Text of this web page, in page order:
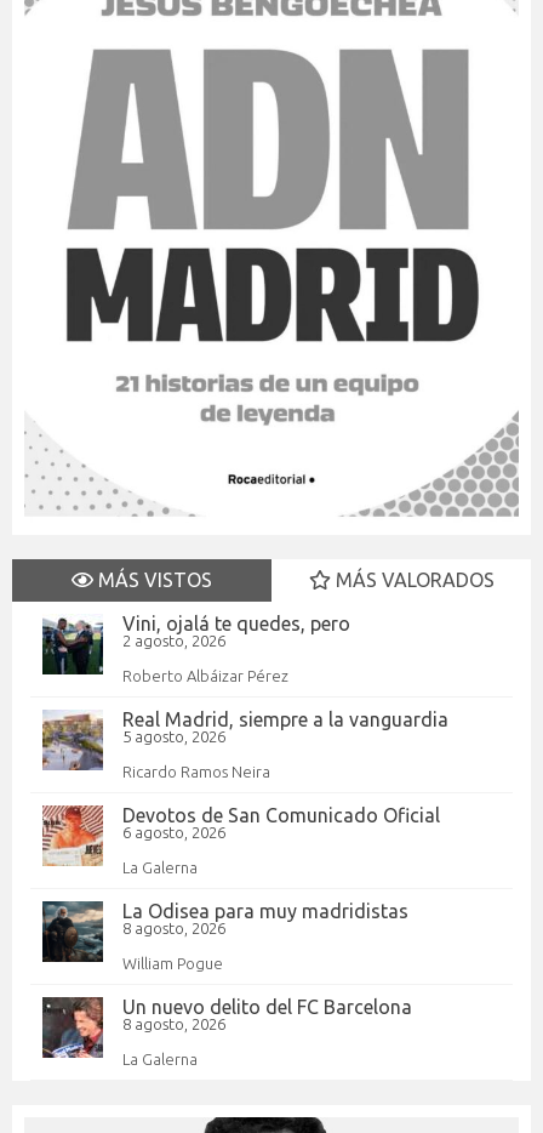
MÁS VISTOS
MÁS VALORADOS
Vini, ojalá te quedes, pero
2 agosto, 2026
Roberto Albáizar Pérez
Real Madrid, siempre a la vanguardia
5 agosto, 2026
Ricardo Ramos Neira
Devotos de San Comunicado Oficial
6 agosto, 2026
La Galerna
La Odisea para muy madridistas
8 agosto, 2026
William Pogue
Un nuevo delito del FC Barcelona
8 agosto, 2026
La Galerna